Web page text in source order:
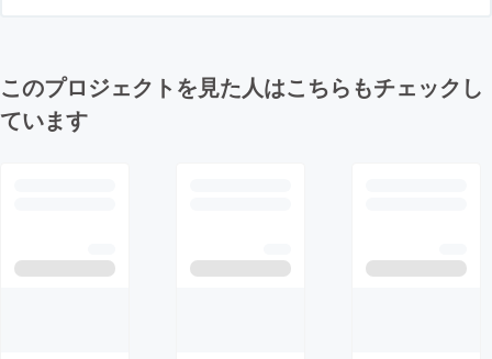
このプロジェクトを見た人はこちらもチェックし
ています